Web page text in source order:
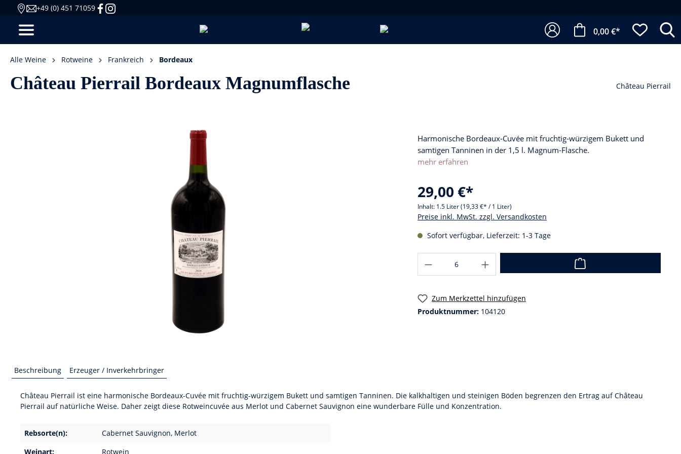
+49 (0) 451 71059
0,00 €*
Alle Weine Rotweine Frankreich Bordeaux
Château Pierrail Bordeaux Magnumflasche Château Pierrail
Harmonische Bordeaux-Cuvée mit fruchtig-würzigem Bukett und
samtigen Tanninen in der 1,5 l. Magnum-Flasche.
mehr erfahren
29,00 €*
Inhalt: 1.5 Liter(19,33 €* / 1 Liter)
Preise inkl. MwSt. zzgl. Versandkosten
Sofort verfügbar, Lieferzeit: 1-3 Tage
Zum Merkzettel hinzufügen
Produktnummer: 104120
Beschreibung Erzeuger / Inverkehrbringer
Château Pierrail ist eine harmonische Bordeaux-Cuvée mit fruchtig-würzigem Bukett und samtigen Tanninen. Die kalkhaltigen und steinigen Böden begrenzen den Ertrag auf Château
Pierrail auf natürliche Weise. Daher zeigt diese Rotweincuvée aus Merlot und Cabernet Sauvignon eine wunderbare Fülle und Konzentration.
Rebsorte(n):
Cabernet Sauvignon, Merlot
Weinart:
Rotwein